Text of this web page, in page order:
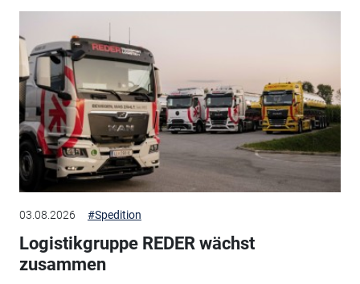
03.08.2026 #Spedition
Logistikgruppe REDER wächst
zusammen